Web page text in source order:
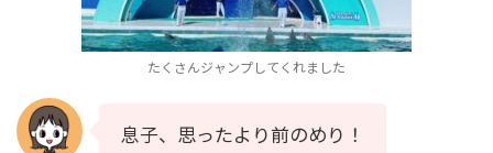
たくさんジャンプしてくれました
息子、思ったより前のめり！